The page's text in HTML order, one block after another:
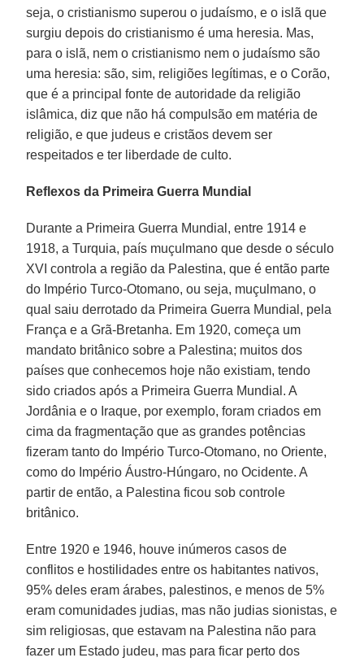
seja, o cristianismo superou o judaísmo, e o islã que
surgiu depois do cristianismo é uma heresia. Mas,
para o islã, nem o cristianismo nem o judaísmo são
uma heresia: são, sim, religiões legítimas, e o Corão,
que é a principal fonte de autoridade da religião
islâmica, diz que não há compulsão em matéria de
religião, e que judeus e cristãos devem ser
respeitados e ter liberdade de culto.
Reflexos da Primeira Guerra Mundial
Durante a Primeira Guerra Mundial, entre 1914 e
1918, a Turquia, país muçulmano que desde o século
XVI controla a região da Palestina, que é então parte
do Império Turco-Otomano, ou seja, muçulmano, o
qual saiu derrotado da Primeira Guerra Mundial, pela
França e a Grã-Bretanha. Em 1920, começa um
mandato britânico sobre a Palestina; muitos dos
países que conhecemos hoje não existiam, tendo
sido criados após a Primeira Guerra Mundial. A
Jordânia e o Iraque, por exemplo, foram criados em
cima da fragmentação que as grandes potências
fizeram tanto do Império Turco-Otomano, no Oriente,
como do Império Áustro-Húngaro, no Ocidente. A
partir de então, a Palestina ficou sob controle
britânico.
Entre 1920 e 1946, houve inúmeros casos de
conflitos e hostilidades entre os habitantes nativos,
95% deles eram árabes, palestinos, e menos de 5%
eram comunidades judias, mas não judias sionistas, e
sim religiosas, que estavam na Palestina não para
fazer um Estado judeu, mas para ficar perto dos